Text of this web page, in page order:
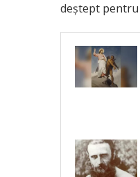
deştept pentru